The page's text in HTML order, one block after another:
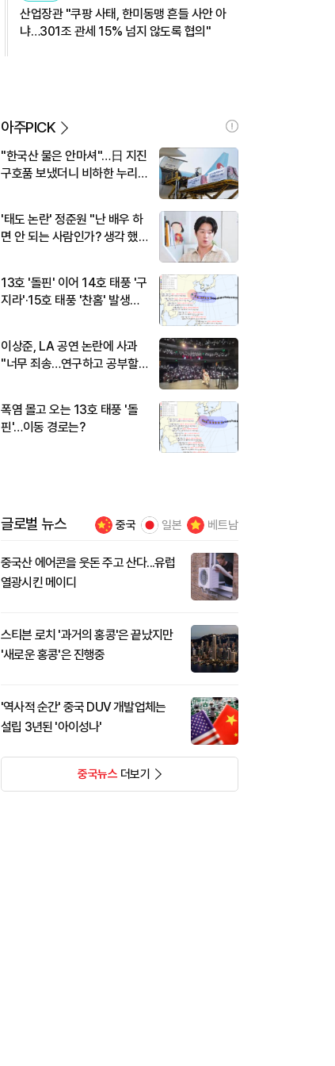
산업장관 "쿠팡 사태, 한미동맹 흔들 사안 아
냐…301조 관세 15% 넘지 않도록 협의"
아주PICK
"한국산 물은 안마셔"…日 지진
구호품 보냈더니 비하한 누리
'태도 논란' 정준원 "난 배우 하
면 안 되는 사람인가? 생각 했
13호 '돌핀' 이어 14호 태풍 '구
지라'·15호 태풍 '찬홈' 발생…
이상준, LA 공연 논란에 사과
"너무 죄송…연구하고 공부할
폭염 몰고 오는 13호 태풍 '돌
핀'…이동 경로는?
글로벌 뉴스 중국 일본 베트남
중국산 에어콘을 웃돈 주고 산다...유럽
열광시킨 메이디
스티븐 로치 '과거의 홍콩'은 끝났지만
'새로운 홍콩'은 진행중
'역사적 순간' 중국 DUV 개발업체는
설립 3년된 '아이성나'
중국뉴스더보기